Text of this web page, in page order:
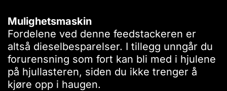
Mulighetsmaskin
Fordelene ved denne feedstackeren er
altså dieselbesparelser. I tillegg unngår du
forurensning som fort kan bli med i hjulene
på hjullasteren, siden du ikke trenger å
kjøre opp i haugen.